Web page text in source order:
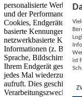
personalisierte Werbung
und der Performance
Cookies, Endgeräte-
basierte Kennungen,
netzwerkbasierte
Informationen (z. B.
Sprache,
Ihrem Endgerät
jedes Mal
aufruft. Dies geschieht
Verarbeitungszwecke.
ist